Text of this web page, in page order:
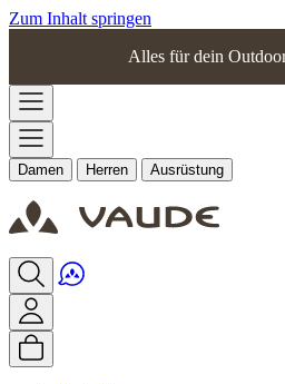
Zum Inhalt springen
Alles für dein
Damen Herren Ausrüstung